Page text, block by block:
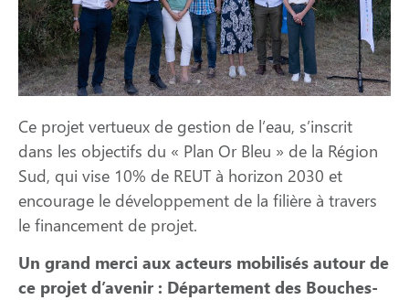
Ce projet vertueux de gestion de l’eau, s’inscrit
dans les objectifs du « Plan Or Bleu » de la Région
Sud, qui vise 10% de REUT à horizon 2030 et
encourage le développement de la filière à travers
le financement de projet.
Un grand merci aux acteurs mobilisés autour de
ce projet d’avenir : Département des Bouches-